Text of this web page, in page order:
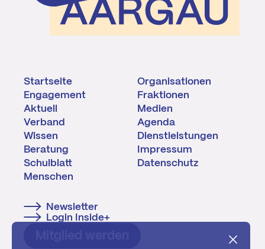
Startseite
Engagement
Aktuell
Verband
Wissen
Beratung
Schulblatt
Menschen
Organisationen
Fraktionen
Medien
Agenda
Dienstleistungen
Impressum
Datenschutz
Newsletter
Login Inside+